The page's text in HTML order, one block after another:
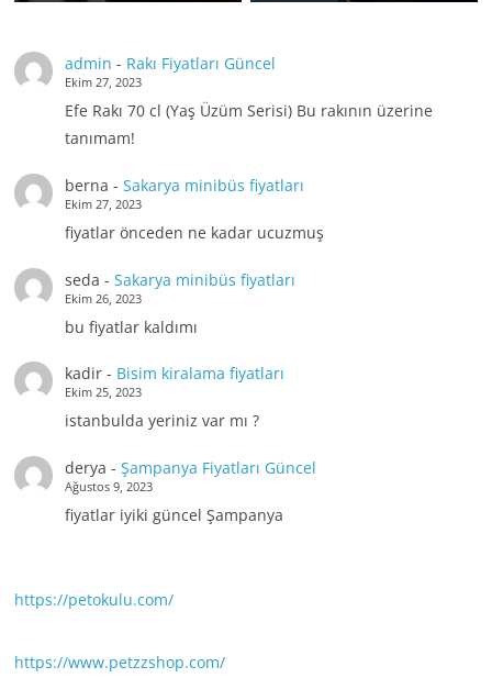
admin - Rakı Fiyatları Güncel
Ekim 27, 2023
Efe Rakı 70 cl (Yaş Üzüm Serisi) Bu rakının üzerine
tanımam!
berna - Sakarya minibüs fiyatları
Ekim 27, 2023
fiyatlar önceden ne kadar ucuzmuş
seda - Sakarya minibüs fiyatları
Ekim 26, 2023
bu fiyatlar kaldımı
kadir- Bisim kiralama fiyatları
Ekim 25, 2023
istanbulda yeriniz var mı ?
derya - Şampanya Fiyatları Güncel
Ağustos 9, 2023
fiyatlar iyiki güncel Şampanya
https://petokulu.com/
https://www.petzzshop.com/